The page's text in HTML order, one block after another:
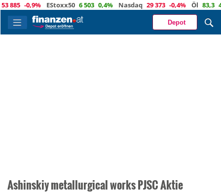
-0,9% EStoxx50 6 503 0,4% Nasdaq 29 373 -0,4% Öl 83,3 4,9%
Depot
Ashinskiy metallurgical works PJSC Aktie